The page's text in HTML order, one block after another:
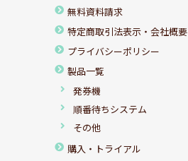
無料資料請求
特定商取引法表示・会社概要
プライバシーポリシー
製品一覧
発券機
順番待ちシステム
その他
購入・トライアル